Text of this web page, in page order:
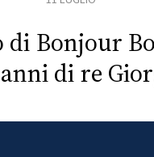
di Bonjour
di re